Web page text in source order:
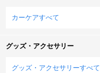
カーケアすべて
グッズ・アクセサリー
グッズ・アクセサリーすべて